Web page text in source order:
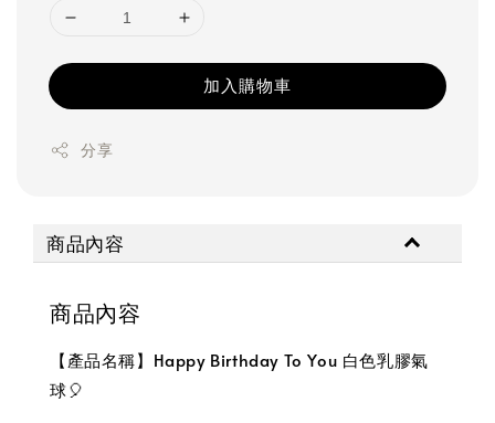
加入購物車
分享
商品內容
商品內容
【產品名稱】Happy Birthday To You 白色乳膠氣
球🎈